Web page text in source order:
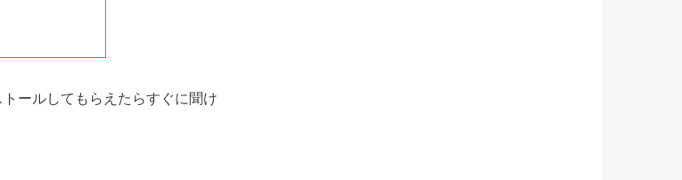
ールしてもらえたらすぐに聞け